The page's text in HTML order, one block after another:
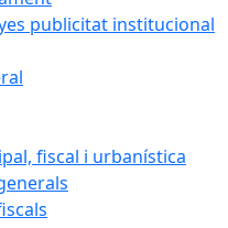
publicitat institucional
fiscal i urbanística